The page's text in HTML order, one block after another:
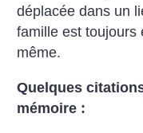
déplacée dans un
famille est toujours
même.
Quelques
mémoire :